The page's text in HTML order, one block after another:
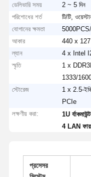
ডেলিভারি সময়
2 ~ 5 দিন
পরিশোধের শর্ত
টি/টি,
যোগানের ক্ষমতা
5000PCS/
আকার
440 x 127
ল্যান
4 x Intel
স্মৃতি
1 x
1333/
স্টোরেজ
1 x 2.5-
PCIe
লক্ষণীয় করা:
1U
4 LAN
প্রসেসর